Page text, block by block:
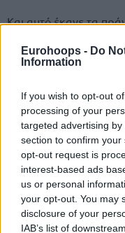
Eurohoops - Do
Information
If you wish to opt-out
processing of your
targeted advertising
section to confirm
opt-out request is
interest-based ads
us or personal
your opt-out. You may
disclosure of your
IAB’s list of
Και αυτό έκανε τα
μετά τον αγώνα.